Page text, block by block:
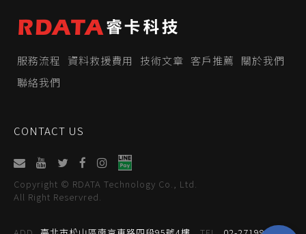
服務流程 資料救援費用 技術文章 客戶推薦
關於我們
聯絡我們
CONTACT US
Copyright © RDATA Technology Co., Ltd.
All Right Reservred.